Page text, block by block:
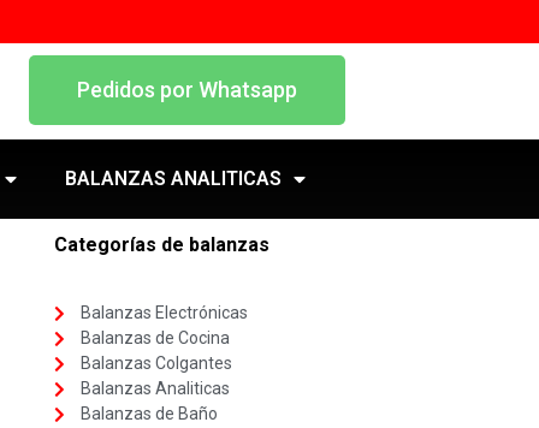
Pedidos por Whatsapp
BALANZAS ANALITICAS
Categorías de balanzas
Balanzas Electrónicas
Balanzas de Cocina
Balanzas Colgantes
Balanzas Analiticas
Balanzas de Baño